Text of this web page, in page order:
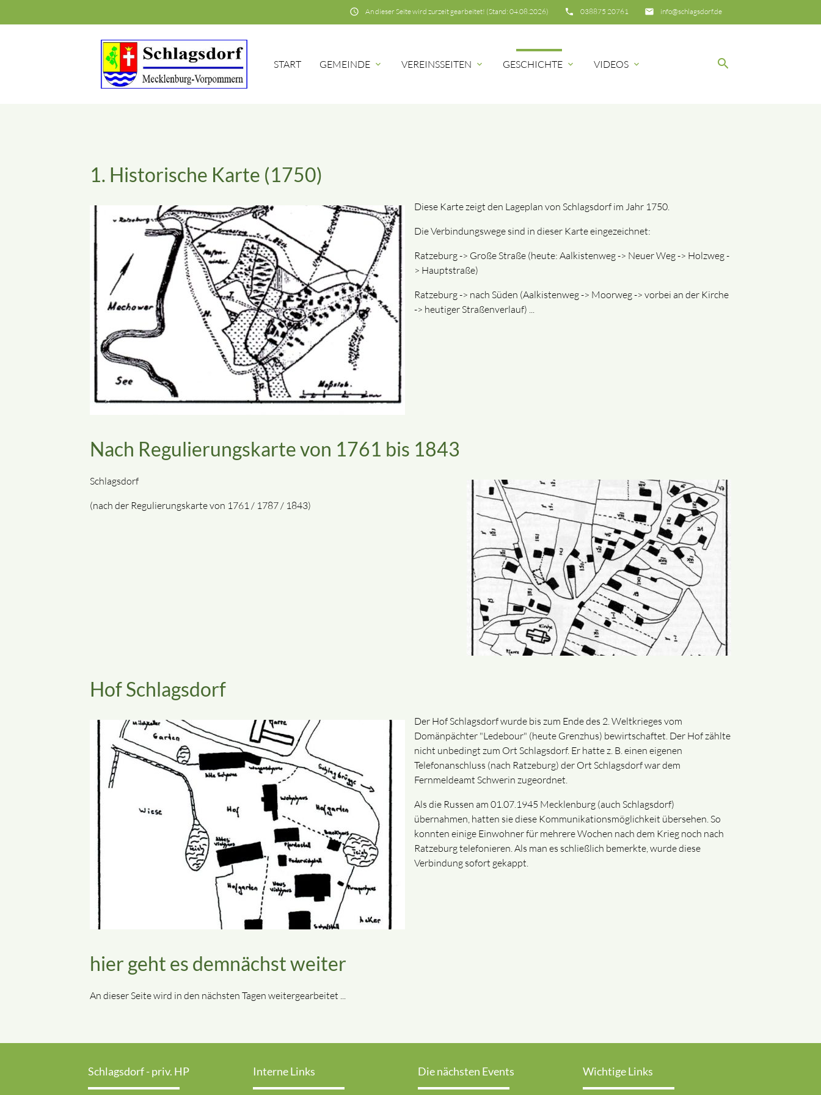
email info@schlagsdorf.de
phone 038875 20761
schedule An dieser Seite wird zurzeit gearbeitet! (Stand: 04.08.2026)
START GEMEINDE expand_more VEREINSSEITEN expand_more GESCHICHTE expand_more VIDEOS expand_more search
1. Historische Karte (1750)
Diese Karte zeigt den Lageplan von Schlagsdorf im Jahr 1750.
Die Verbindungswege sind in dieser Karte eingezeichnet:
Ratzeburg -> Große Straße (heute: Aalkistenweg -> Neuer Weg -> Holzweg -
> Hauptstraße)
Ratzeburg -> nach Süden (Aalkistenweg -> Moorweg -> vorbei an der Kirche
-> heutiger Straßenverlauf) ...
Nach Regulierungskarte von 1761 bis 1843
Schlagsdorf
(nach der Regulierungskarte von 1761 / 1787 / 1843)
Hof Schlagsdorf
Der Hof Schlagsdorf wurde bis zum Ende des 2. Weltkrieges vom
Domänpächter "Ledebour" (heute Grenzhus) bewirtschaftet. Der Hof zählte
nicht unbedingt zum Ort Schlagsdorf. Er hatte z. B. einen eigenen
Telefonanschluss (nach Ratzeburg) der Ort Schlagsdorf war dem
Fernmeldeamt Schwerin zugeordnet.
Als die Russen am 01.07.1945 Mecklenburg (auch Schlagsdorf)
übernahmen, hatten sie diese Kommunikationsmöglichkeit übersehen. So
konnten einige Einwohner für mehrere Wochen nach dem Krieg noch nach
Ratzeburg telefonieren. Als man es schließlich bemerkte, wurde diese
Verbindung sofort gekappt.
hier geht es demnächst weiter
An dieser Seite wird in den nächsten Tagen weitergearbeitet ...
Schlagsdorf - priv. HP Interne Links Die nächsten Events Wichtige Links